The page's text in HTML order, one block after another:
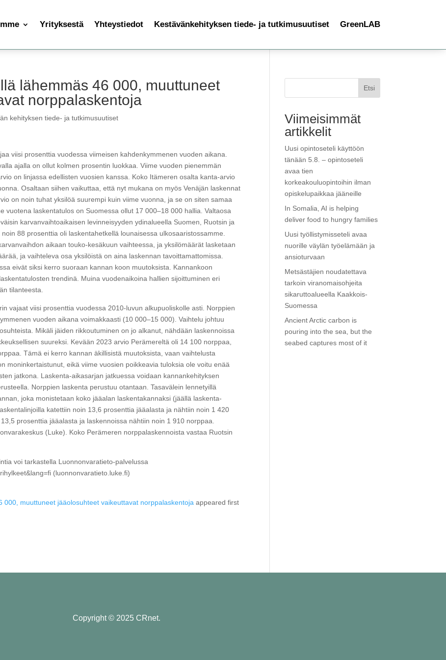
Yrityksestä Yhteystiedot Kestävänkehityksen tiede- ja tutkimusuutiset GreenLAB
lähemmäs 46 000, muuttuneet
norppalaskentoja
kehityksen tiede- ja tutkimusuutiset
viisi prosenttia vuodessa viimeisen kahdenkymmenen vuoden aikana.
ajalla on ollut kolmen prosentin luokkaa. Viime vuoden pienemmän
on linjassa edellisten vuosien kanssa. Koko Itämeren osalta kanta-arvio
Osaltaan siihen vaikuttaa, että nyt mukana on myös Venäjän laskennat
on noin tuhat yksilöä suurempi kuin viime vuonna, ja se on siten samaa
vuotena laskentatulos on Suomessa ollut 17 000–18 000 hallia. Valtaosa
karvanvaihtoaikaisen levinneisyyden ydinalueella Suomen, Ruotsin ja
88 prosenttia oli laskentahetkellä lounaisessa ulkosaaristossamme.
aikaan touko-kesäkuun vaihteessa, ja yksilömäärät lasketaan
ja vaihteleva osa yksilöistä on aina laskennan tavoittamattomissa.
eivät siksi kerro suoraan kannan koon muutoksista. Kannankoon
trendinä. Muina vuodenaikoina hallien sijoittuminen eri
tilanteesta.
vajaat viisi prosenttia vuodessa 2010-luvun alkupuoliskolle asti. Norppien
vuoden aikana voimakkaasti (10 000–15 000). Vaihtelu johtuu
Mikäli jäiden rikkoutuminen on jo alkanut, nähdään laskennoissa
suureksi. Kevään 2023 arvio Perämereltä oli 14 100 norppaa,
Tämä ei kerro kannan äkillisistä muutoksista, vaan vaihtelusta
moninkertaistunut, eikä viime vuosien poikkeavia tuloksia ole voitu enää
jatkona. Laskenta-aikasarjan jatkuessa voidaan kannankehityksen
Norppien laskenta perustuu otantaan. Tasavälein lennetyillä
joka monistetaan koko jääalan laskentakannaksi (jäällä laskenta-
katettiin noin 13,6 prosenttia jääalasta ja nähtiin noin 1 420
prosenttia jääalasta ja laskennoissa nähtiin noin 1 910 norppaa.
(Luke). Koko Perämeren norppalaskennoista vastaa Ruotsin
voi tarkastella Luonnonvaratieto-palvelussa
(luonnonvaratieto.luke.fi)
000, muuttuneet jääolosuhteet vaikeuttavat norppalaskentoja appeared first
Etsi
Viimeisimmät
artikkelit
Uusi opintoseteli käyttöön
tänään 5.8. – opintoseteli
avaa tien
korkeakouluopintoihin ilman
opiskelupaikkaa jääneille
In Somalia, AI is helping
deliver food to hungry families
Uusi työllistymisseteli avaa
nuorille väylän työelämään ja
ansioturvaan
Metsästäjien noudatettava
tarkoin viranomaisohjeita
sikaruttoalueella Kaakkois-
Suomessa
Ancient Arctic carbon is
pouring into the sea, but the
seabed captures most of it
Copyright © 2025 CRnet.